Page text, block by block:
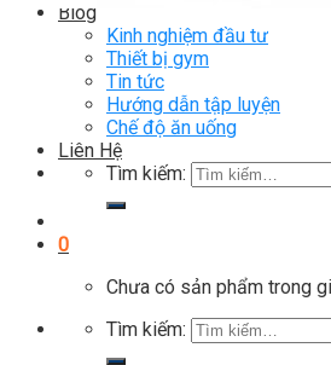
Blog
Kinh nghiệm đầu tư
Thiết bị gym
Tin tức
Hướng dẫn tập luyện
Chế độ ăn uống
Liên Hệ
Tìm kiếm:
0
Chưa có sản phẩm trong
Tìm kiếm: